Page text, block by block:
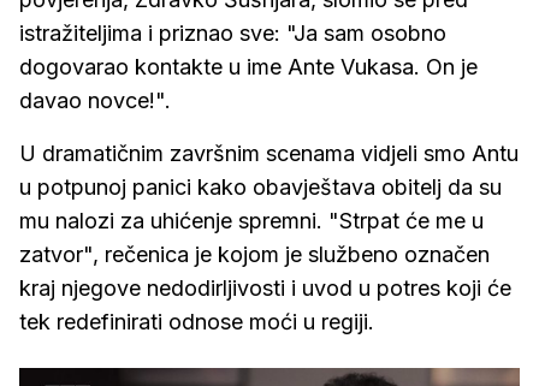
istražiteljima i priznao sve: "Ja sam osobno
dogovarao kontakte u ime Ante Vukasa. On je
davao novce!".
U dramatičnim završnim scenama vidjeli smo Antu
u potpunoj panici kako obavještava obitelj da su
mu nalozi za uhićenje spremni. "Strpat će me u
zatvor", rečenica je kojom je službeno označen
kraj njegove nedodirljivosti i uvod u potres koji će
tek redefinirati odnose moći u regiji.